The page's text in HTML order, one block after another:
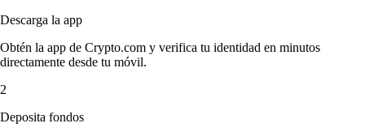
Descarga la app
Obtén la app de Crypto.com y verifica tu identidad en minutos
directamente desde tu móvil.
2
Deposita fondos